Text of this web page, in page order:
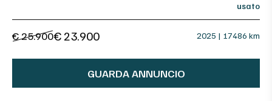
usato
€ 25.900€ 23.900 2025 | 17486 km
GUARDA ANNUNCIO